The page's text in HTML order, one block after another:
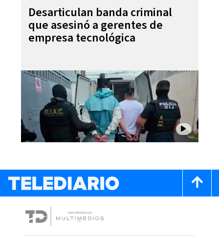
Desarticulan banda criminal
que asesinó a gerentes de
empresa tecnológica